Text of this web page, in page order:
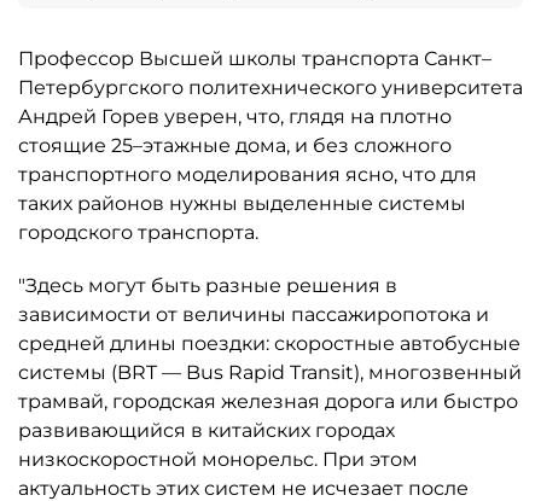
Профессор Высшей школы транспорта Санкт–
Петербургского политехнического университета
Андрей Горев уверен, что, глядя на плотно
стоящие 25–этажные дома, и без сложного
транспортного моделирования ясно, что для
таких районов нужны выделенные системы
городского транспорта.
"Здесь могут быть разные решения в
зависимости от величины пассажиропотока и
средней длины поездки: скоростные автобусные
системы (BRT — Bus Rapid Transit), многозвенный
трамвай, городская железная дорога или быстро
развивающийся в китайских городах
низкоскоростной монорельс. При этом
актуальность этих систем не исчезает после